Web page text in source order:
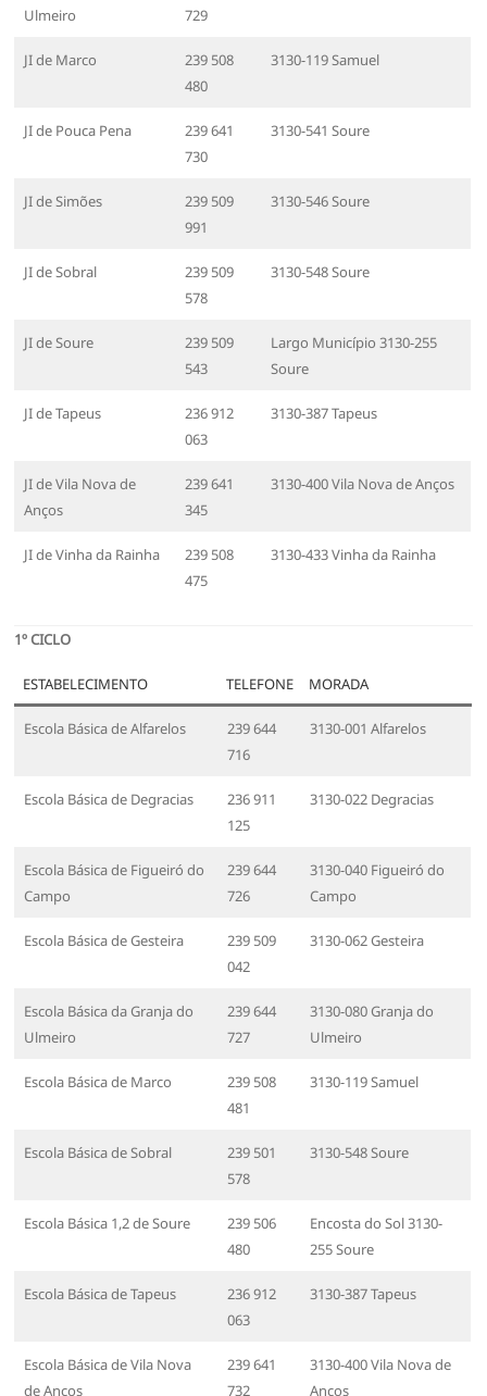
Ulmeiro
729
JI de Marco
239 508
480
3130-119 Samuel
JI de Pouca Pena
239 641
730
3130-541 Soure
JI de Simões
239 509
991
3130-546 Soure
JI de Sobral
239 509
578
3130-548 Soure
JI de Soure
239 509
543
Largo Município 3130-255
Soure
JI de Tapeus
236 912
063
3130-387 Tapeus
JI de Vila Nova de
Anços
239 641
345
3130-400 Vila Nova de Anços
JI de Vinha da Rainha
239 508
475
3130-433 Vinha da Rainha
1º CICLO
ESTABELECIMENTO TELEFONE MORADA
Escola Básica de Alfarelos
239 644
716
3130-001 Alfarelos
Escola Básica de Degracias
236 911
125
3130-022 Degracias
Escola Básica de Figueiró do
Campo
239 644
726
3130-040 Figueiró do
Campo
Escola Básica de Gesteira
239 509
042
3130-062 Gesteira
Escola Básica da Granja do
Ulmeiro
239 644
727
3130-080 Granja do
Ulmeiro
Escola Básica de Marco
239 508
481
3130-119 Samuel
Escola Básica de Sobral
239 501
578
3130-548 Soure
Escola Básica 1,2 de Soure
239 506
480
Encosta do Sol 3130-
255 Soure
Escola Básica de Tapeus
236 912
063
3130-387 Tapeus
Escola Básica de Vila Nova
de Anços
239 641
732
3130-400 Vila Nova de
Anços